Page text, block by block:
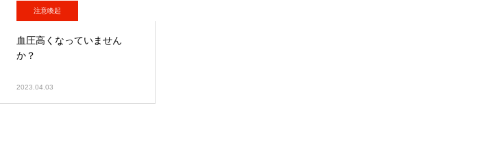
注意喚起
血圧高くなっていません
か？
2023.04.03